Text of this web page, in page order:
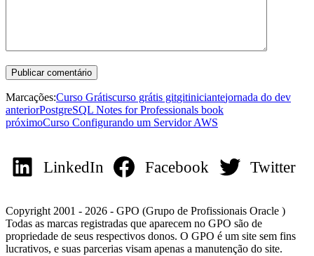
Marcações:Curso Grátiscurso grátis gitgitiniciantejornada do dev
anteriorPostgreSQL Notes for Professionals book
próximoCurso Configurando um Servidor AWS
LinkedIn Facebook Twitter
Copyright 2001 - 2026 - GPO (Grupo de Profissionais Oracle )
Todas as marcas registradas que aparecem no GPO são de
propriedade de seus respectivos donos. O GPO é um site sem fins
lucrativos, e suas parcerias visam apenas a manutenção do site.